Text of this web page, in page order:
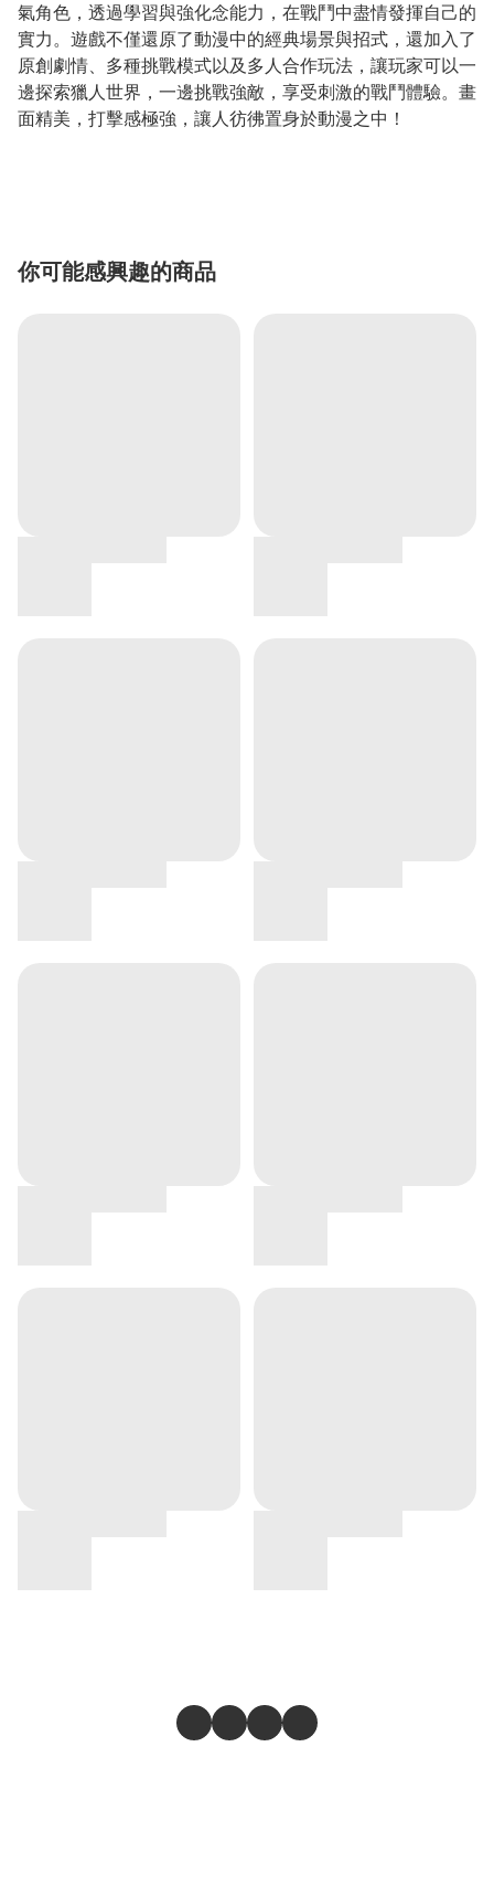
氣角色，透過學習與強化念能力，在戰鬥中盡情發揮自己的
實力。遊戲不僅還原了動漫中的經典場景與招式，還加入了
原創劇情、多種挑戰模式以及多人合作玩法，讓玩家可以一
邊探索獵人世界，一邊挑戰強敵，享受刺激的戰鬥體驗。畫
面精美，打擊感極強，讓人彷彿置身於動漫之中！
你可能感興趣的商品